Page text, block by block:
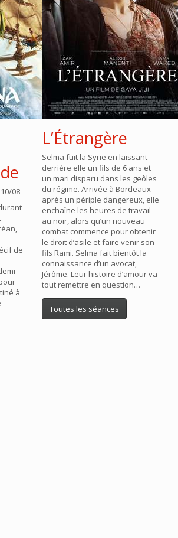
08
de
à
L’Étrangère
Selma fuit la Syrie en laissant
derrière elle un fils de 6 ans et
un mari disparu dans les geôles
du régime. Arrivée à Bordeaux
après un périple dangereux, elle
enchaîne les heures de travail
au noir, alors qu’un nouveau
combat commence pour obtenir
le droit d’asile et faire venir son
fils Rami. Selma fait bientôt la
connaissance d’un avocat,
Jérôme. Leur histoire d’amour va
tout remettre en question…
Toutes les séances